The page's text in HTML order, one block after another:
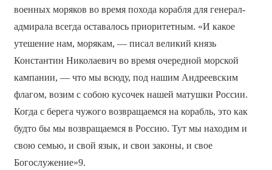
военных моряков во время похода корабля для генерал-
адмирала всегда оставалось приоритетным. «И какое
утешение нам, морякам, — писал великий князь
Константин Николаевич во время очередной морской
кампании, — что мы всюду, под нашим Андреевским
флагом, возим с собою кусочек нашей матушки России.
Когда с берега чужого возвращаемся на корабль, это как
будто бы мы возвращаемся в Россию. Тут мы находим и
свою семью, и свой язык, и свои законы, и свое
Богослужение»9.